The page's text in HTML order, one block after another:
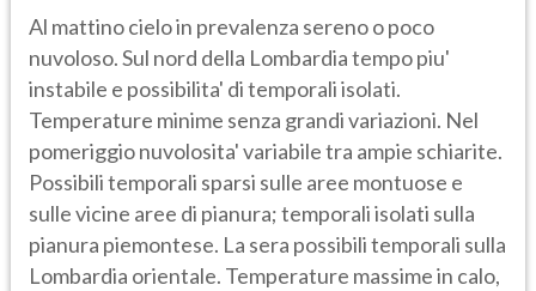
Al mattino cielo in prevalenza sereno o poco
nuvoloso. Sul nord della Lombardia tempo piu'
instabile e possibilita' di temporali isolati.
Temperature minime senza grandi variazioni. Nel
pomeriggio nuvolosita' variabile tra ampie schiarite.
Possibili temporali sparsi sulle aree montuose e
sulle vicine aree di pianura; temporali isolati sulla
pianura piemontese. La sera possibili temporali sulla
Lombardia orientale. Temperature massime in calo,